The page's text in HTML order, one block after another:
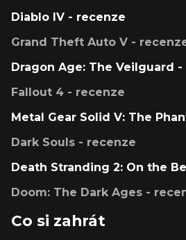
Diablo IV - recenze
Grand Theft Auto V -
Dragon Age: The Veilguard
Fallout 4 - recenze
Metal Gear Solid V: The
Dark Souls - recenze
Death Stranding 2: On the
Doom: The Dark Ages -
Co si zahrát